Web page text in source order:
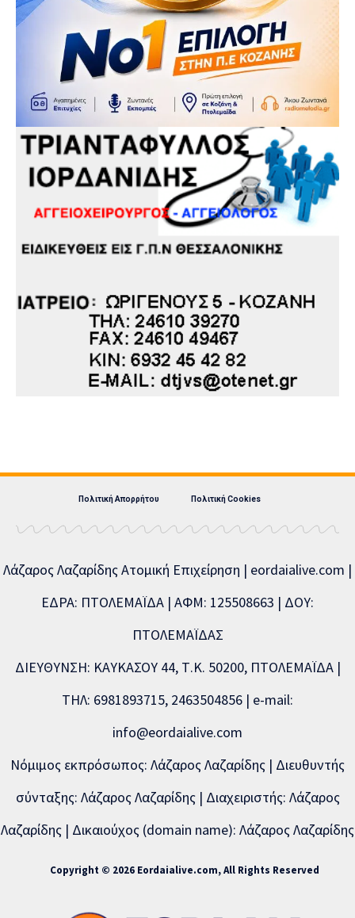
Πολιτική Απορρήτου Πολιτική Cookies
Λάζαρος Λαζαρίδης Ατομική Επιχείρηση | eordaialive.com |
ΕΔΡΑ: ΠΤΟΛΕΜΑΪΔΑ | ΑΦΜ: 125508663 | ΔΟΥ:
ΠΤΟΛΕΜΑΪΔΑΣ
ΔΙΕΥΘΥΝΣΗ: ΚΑΥΚΑΣΟΥ 44, Τ.Κ. 50200, ΠΤΟΛΕΜΑΪΔΑ |
ΤΗΛ: 6981893715, 2463504856 | e-mail:
info@eordaialive.com
Νόμιμος εκπρόσωπος: Λάζαρος Λαζαρίδης | Διευθυντής
σύνταξης: Λάζαρος Λαζαρίδης | Διαχειριστής: Λάζαρος
Λαζαρίδης | Δικαιούχος (domain name): Λάζαρος Λαζαρίδης
Copyright © 2026 Eordaialive.com, All Rights Reserved